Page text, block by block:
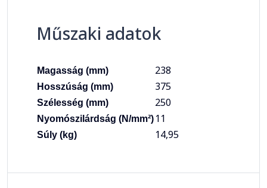
Műszaki adatok
Magasság (mm) 238
Hosszúság (mm) 375
Szélesség (mm) 250
Nyomószilárdság (N/mm²) 11
Súly (kg) 14,95